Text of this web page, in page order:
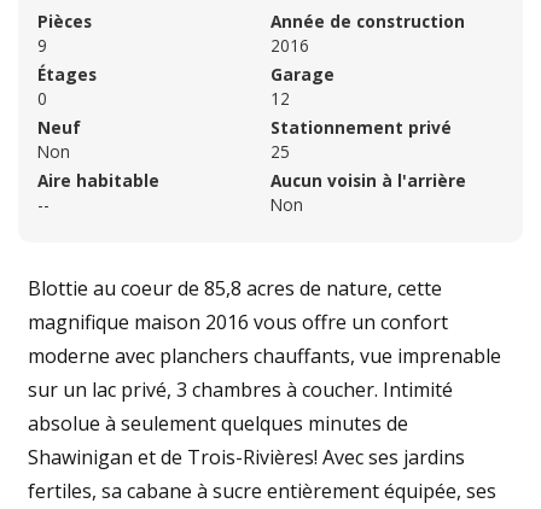
Pièces
9
Étages
0
Neuf
Non
Aire habitable
--
Année de construction
2016
Garage
12
Stationnement privé
25
Aucun voisin à l'arrière
Non
Blottie au coeur de 85,8 acres de nature, cette
magnifique maison 2016 vous offre un confort
moderne avec planchers chauffants, vue imprenable
sur un lac privé, 3 chambres à coucher. Intimité
absolue à seulement quelques minutes de
Shawinigan et de Trois-Rivières! Avec ses jardins
fertiles, sa cabane à sucre entièrement équipée, ses